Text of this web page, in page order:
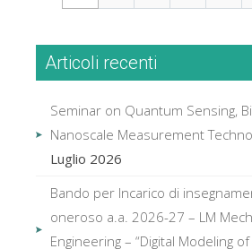
Articoli recenti
Seminar on Quantum Sensing,
Nanoscale Measurement
Luglio 2026
Bando per Incarico di
oneroso a.a. 2026-27 – LM
Engineering – “Digital Modeling